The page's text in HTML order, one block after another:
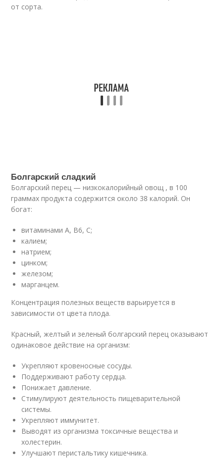
от сорта.
Болгарский сладкий
Болгарский перец — низкокалорийный овощ , в 100
граммах продукта содержится около 38 калорий. Он
богат:
витаминами А, B6, С;
калием;
натрием;
цинком;
железом;
марганцем.
Концентрация полезных веществ варьируется в
зависимости от цвета плода.
Красный, желтый и зеленый болгарский перец оказывают
одинаковое действие на организм:
Укрепляют кровеносные сосуды.
Поддерживают работу сердца.
Понижает давление.
Стимулируют деятельность пищеварительной
системы.
Укрепляют иммунитет.
Выводят из организма токсичные вещества и
холестерин.
Улучшают перистальтику кишечника.